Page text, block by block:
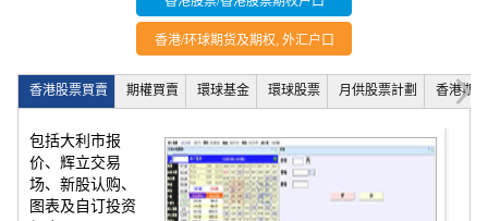
香港/环球期货及期权, 外汇户口
香港股票買賣 期權買賣 環球基金 環球股票 月供股票計劃 香港期
包括大利市报
价、辉立交易
场、新股认购、
图表及自订投资